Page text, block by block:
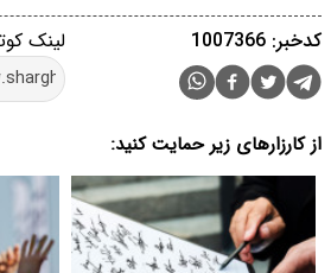
لینک کدخبر: 1007366
از کارزارهای زیر حمایت کنید: